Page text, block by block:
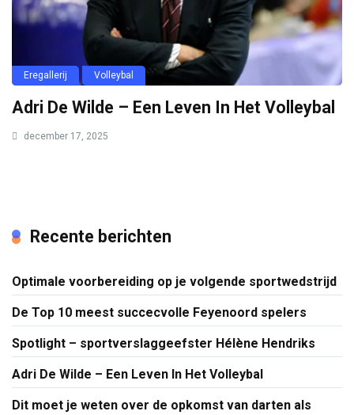
Eregallerij Volleybal
Adri De Wilde – Een Leven In Het Volleybal
december 17, 2025
Recente berichten
Optimale voorbereiding op je volgende sportwedstrijd
De Top 10 meest succecvolle Feyenoord spelers
Spotlight – sportverslaggeefster Hélène Hendriks
Adri De Wilde – Een Leven In Het Volleybal
Dit moet je weten over de opkomst van darten als